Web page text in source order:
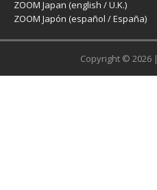
ZOOM Japan (english / U.K.)
ZOOM Japón (español / España)
Copyright © 2026 |